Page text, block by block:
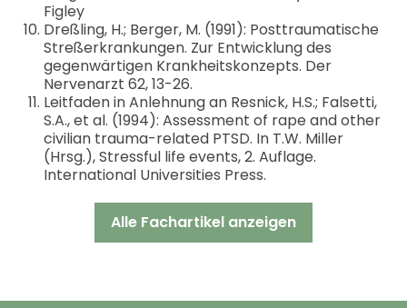
Figley
Dreßling, H.; Berger, M. (1991): Posttraumatische
Streßerkrankungen. Zur Entwicklung des
gegenwärtigen Krankheitskonzepts. Der
Nervenarzt 62, 13-26.
Leitfaden in Anlehnung an Resnick, H.S.; Falsetti,
S.A., et al. (1994): Assessment of rape and other
civilian trauma-related PTSD. In T.W. Miller
(Hrsg.), Stressful life events, 2. Auflage.
International Universities Press.
Alle Fachartikel anzeigen